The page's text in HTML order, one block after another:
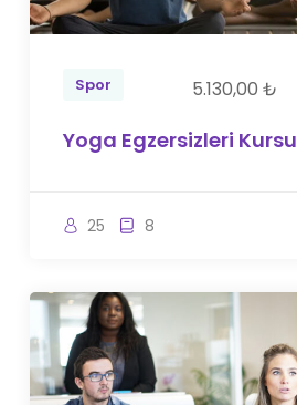
Spor 5.130,00 ₺
Yoga Egzersizleri Kursu
25 8